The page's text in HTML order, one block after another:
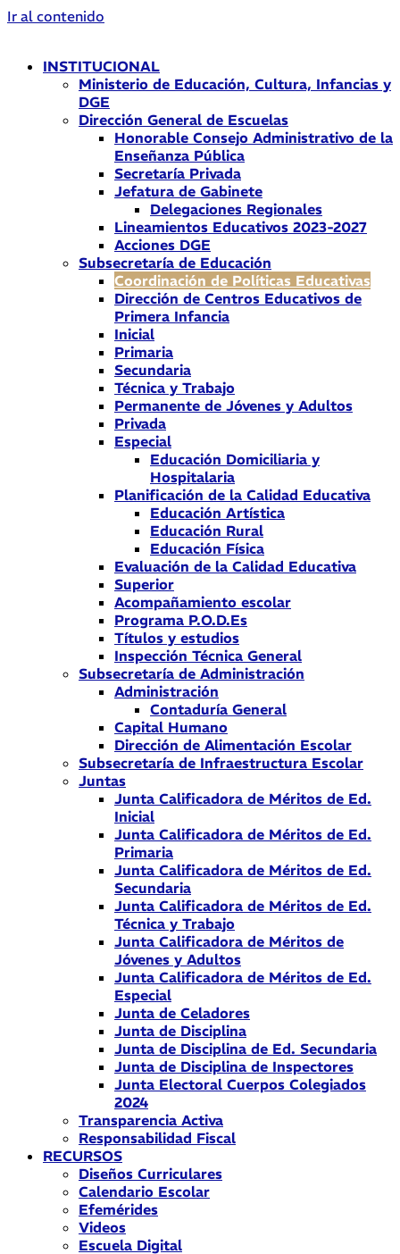
Ir al contenido
INSTITUCIONAL
Ministerio de Educación, Cultura, Infancias y
DGE
Dirección General de Escuelas
Honorable Consejo Administrativo de la
Enseñanza Pública
Secretaría Privada
Jefatura de Gabinete
Delegaciones Regionales
Lineamientos Educativos 2023-2027
Acciones DGE
Subsecretaría de Educación
Coordinación de Políticas Educativas
Dirección de Centros Educativos de
Primera Infancia
Inicial
Primaria
Secundaria
Técnica y Trabajo
Permanente de Jóvenes y Adultos
Privada
Especial
Educación Domiciliaria y
Hospitalaria
Planificación de la Calidad Educativa
Educación Artística
Educación Rural
Educación Física
Evaluación de la Calidad Educativa
Superior
Acompañamiento escolar
Programa P.O.D.Es
Títulos y estudios
Inspección Técnica General
Subsecretaría de Administración
Administración
Contaduría General
Capital Humano
Dirección de Alimentación Escolar
Subsecretaría de Infraestructura Escolar
Juntas
Junta Calificadora de Méritos de Ed.
Inicial
Junta Calificadora de Méritos de Ed.
Primaria
Junta Calificadora de Méritos de Ed.
Secundaria
Junta Calificadora de Méritos de Ed.
Técnica y Trabajo
Junta Calificadora de Méritos de
Jóvenes y Adultos
Junta Calificadora de Méritos de Ed.
Especial
Junta de Celadores
Junta de Disciplina
Junta de Disciplina de Ed. Secundaria
Junta de Disciplina de Inspectores
Junta Electoral Cuerpos Colegiados
2024
Transparencia Activa
Responsabilidad Fiscal
RECURSOS
Diseños Curriculares
Calendario Escolar
Efemérides
Videos
Escuela Digital